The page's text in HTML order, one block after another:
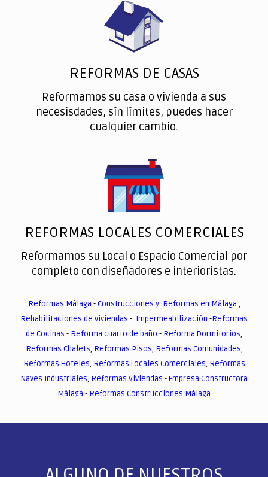
REFORMAS DE CASAS
Reformamos su casa o vivienda a sus
necesisdades, sín límites, puedes hacer
cualquier cambio.
REFORMAS LOCALES COMERCIALES
Reformamos su Local o Espacio Comercial por
completo con diseñadores e interioristas.
Reformas Málaga -Construcciones y Reformas en Málaga ,
Rehabilitaciones de viviendas - Impermeabilización -Reformas
de Cocinas - Reforma cuarto de baño - Reforma Dormitorios,
Reformas Chalets, Reformas Pisos, Reformas Comunidades,
Reformas Hoteles, Reformas Locales Comerciales, Reformas
Naves Industriales, Reformas Viviendas -Empresa Constructora
Málaga - Reformas Construcciones Málaga